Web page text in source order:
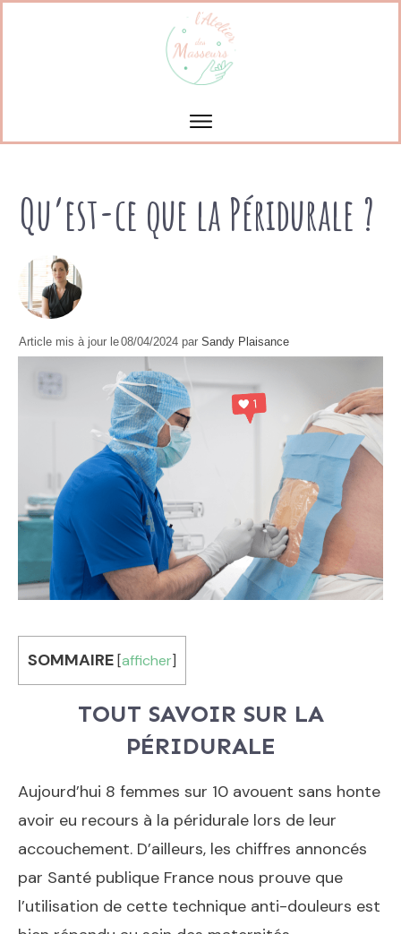
Qu’est-ce que la Péridurale ?
Article mis à jour le08/04/2024 par Sandy Plaisance
SOMMAIRE [afficher]
TOUT SAVOIR SUR LA
PÉRIDURALE
Aujourd’hui 8 femmes sur 10 avouent sans honte
avoir eu recours à la péridurale lors de leur
accouchement. D’ailleurs, les chiffres annoncés
par Santé publique France nous prouve que
l’utilisation de cette technique anti-douleurs est